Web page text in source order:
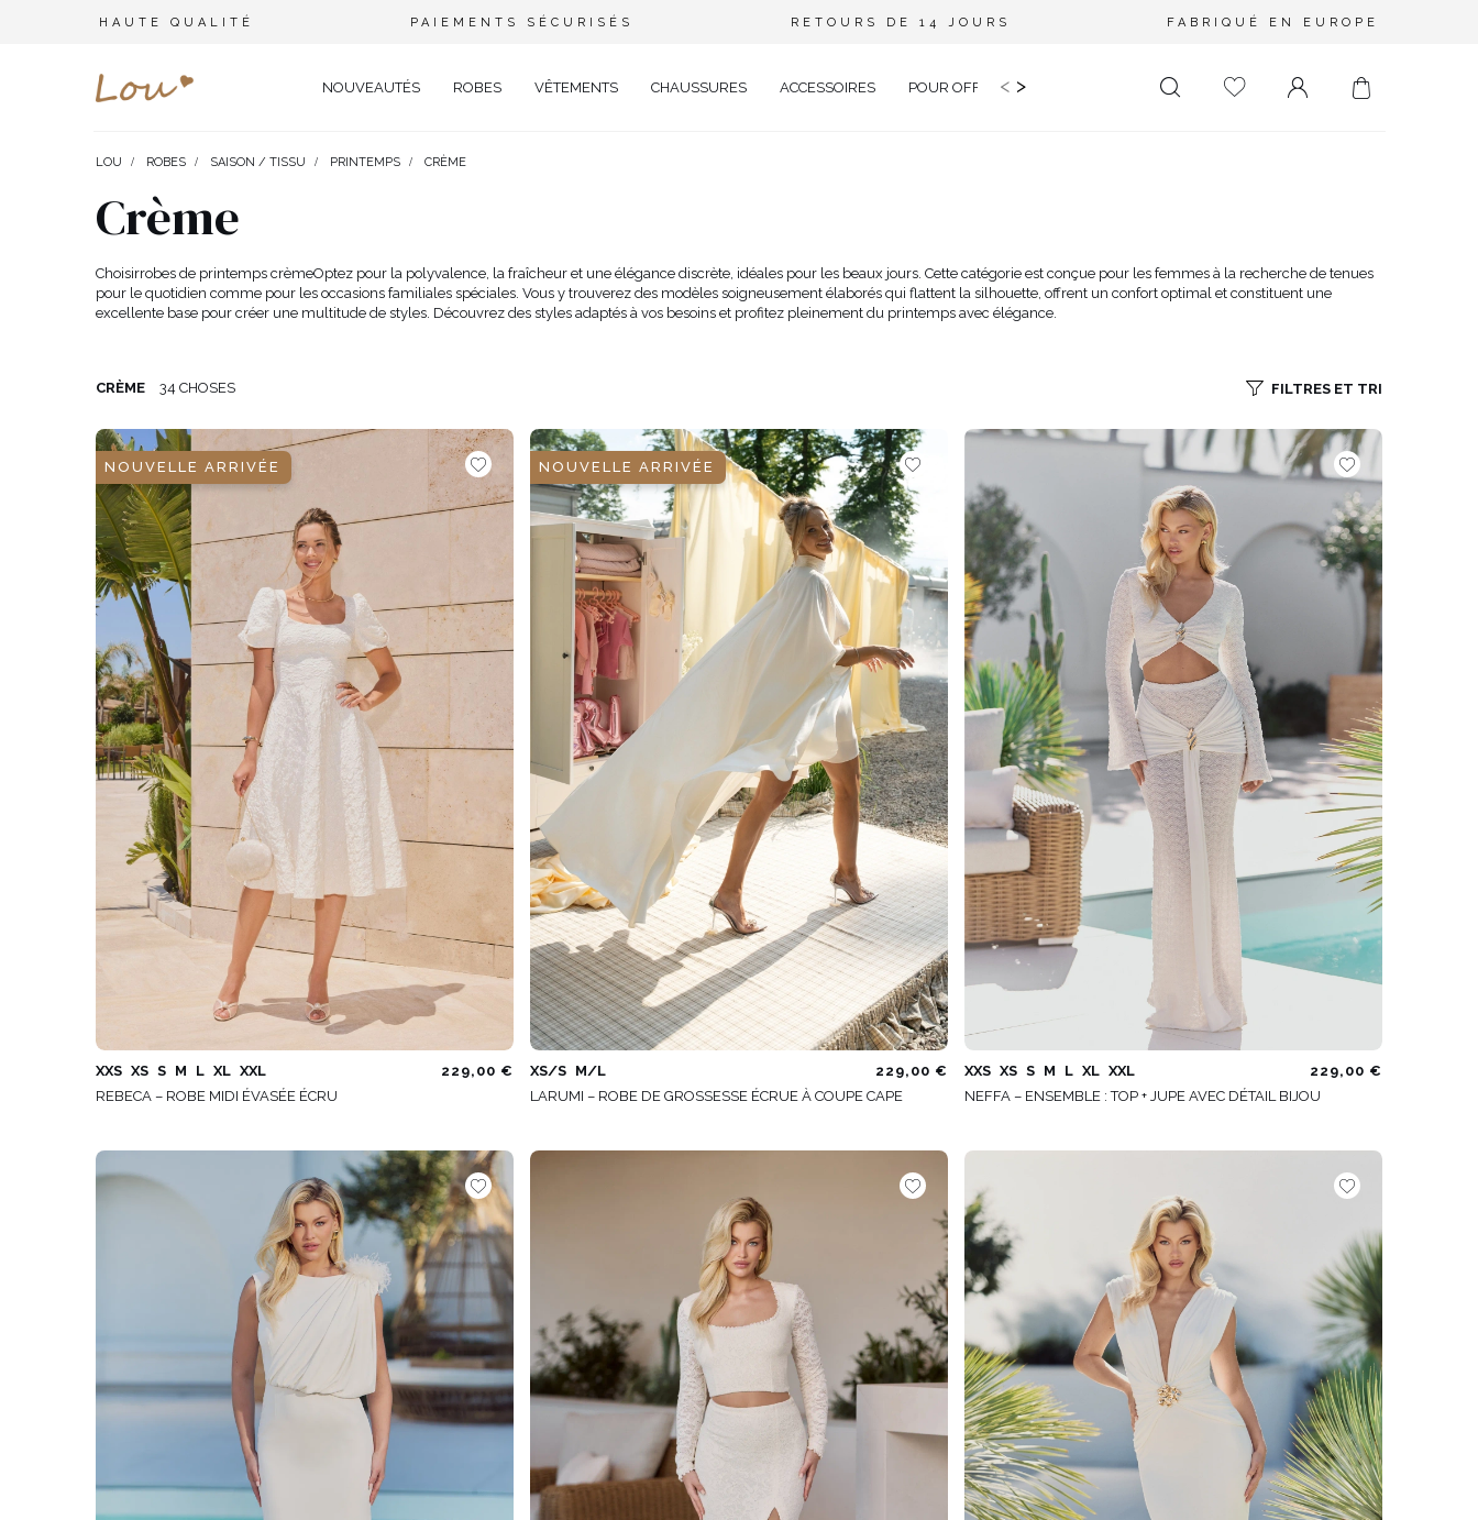
HAUTE QUALITÉ PAIEMENTS SÉCURISÉS RETOURS DE 14 JOURS FABRIQUÉ EN EUROPE
NOUVEAUTÉS ROBES
MARIAGE
BAPTÊME
BAL DE PROMO
COMMUNION
ÉLÉGANT
SOIRÉE
DENTELLE
APPARIÉ
JEAN
TRICOTÉ
MIDI
MAXI
DANS LE DOS
CARRÉ
ASYMÉTRIQUE
SAISON / TISSU
ÉTÉ
PRINTEMPS
AUTOMNE
HIVER
MANCHES / BRETELLES
AVEC DES MANCHES
LONGUES
AVEC DES MANCHES
COURTES
SUR LES BRETELLES
SANS BRETELLES
CATÉGORIES
POPULAIRES
POUR LE MARIAGE
NOUVEAUTÉS
PLUS
DÉCOUVREZ LES
NOUVEAUTÉS
VOIR TOUS
VÊTEMENTS
T-SHIRTS
JUPES
VOIR TOUS
CHAUSSURES ACCESSOIRES
CEINTURES
BIJOUX
VOIR TOUS
POUR OFFRIR MARIAGE PLUS SIZE SALE
< >
LOU ROBES SAISON / TISSU PRINTEMPS CRÈME
Crème
Choisirrobes de printemps crèmeOptez pour la polyvalence, la fraîcheur et une élégance discrète, idéales pour les beaux jours. Cette catégorie est conçue pour les femmes à la recherche de tenues
pour le quotidien comme pour les occasions familiales spéciales. Vous y trouverez des modèles soigneusement élaborés qui flattent la silhouette, offrent un confort optimal et constituent une
excellente base pour créer une multitude de styles. Découvrez des styles adaptés à vos besoins et profitez pleinement du printemps avec élégance.
CRÈME 34 CHOSES FILTRES ET TRI
NOUVELLE ARRIVÉE
XXS XS S M L XL XXL
229,00 €
REBECA – ROBE MIDI ÉVASÉE ÉCRU
NOUVELLE ARRIVÉE
XS/S M/L
229,00 €
LARUMI – ROBE DE GROSSESSE ÉCRUE À COUPE CAPE
XXS XS S M L XL XXL
229,00 €
NEFFA – ENSEMBLE : TOP + JUPE AVEC DÉTAIL BIJOU